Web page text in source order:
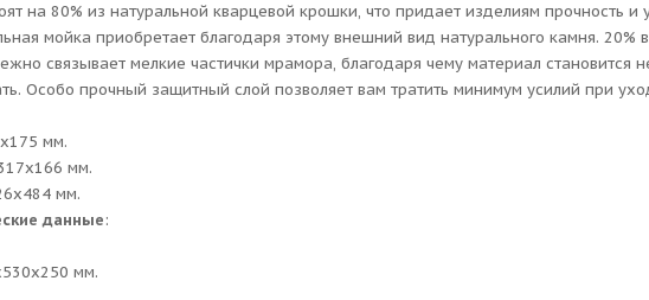
на 80% из натуральной кварцевой крошки, что придает изделиям прочность и
мойка приобретает благодаря этому внешний вид натурального камня. 20%
связывает мелкие частички мрамора, благодаря чему материал становится
Особо прочный защитный слой позволяет вам тратить минимум усилий при
мм.
мм.
мм.
данные:
мм.